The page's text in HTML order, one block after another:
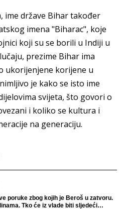
ime države Bihar također
imena "Biharac", koje
koji su se borili u Indiji u
prezime Bihar ima
ukorijenjene korijene u
je kako se isto ime
svijeta, što govori o
i koliko se kultura i
na generaciju.
poruke zbog kojih je Beroš u zatvoru.
Tko će iz vlade biti sljedeći